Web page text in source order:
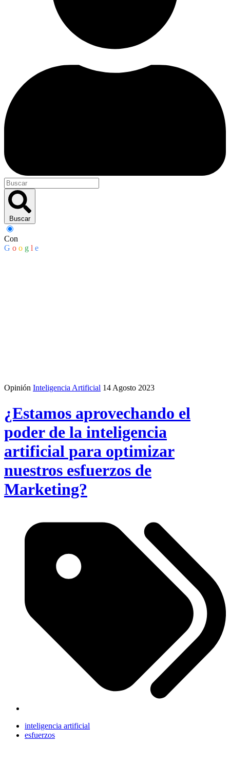
Buscar
Con
G o o g l e
Opinión Inteligencia Artificial 14 Agosto 2023
¿Estamos aprovechando el
poder de la inteligencia
artificial para optimizar
nuestros esfuerzos de
Marketing?
inteligencia artificial
esfuerzos